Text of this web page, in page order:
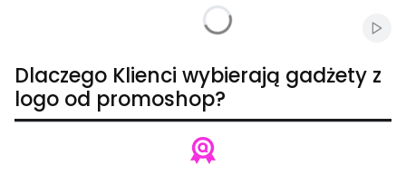
Dlaczego Klienci wybierają gadżety z
logo od promoshop?